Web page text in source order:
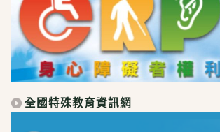
全國特殊教育資訊網